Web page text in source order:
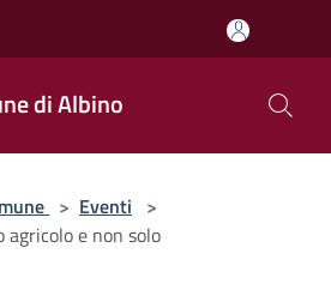
di Albino
> Eventi >
e non solo